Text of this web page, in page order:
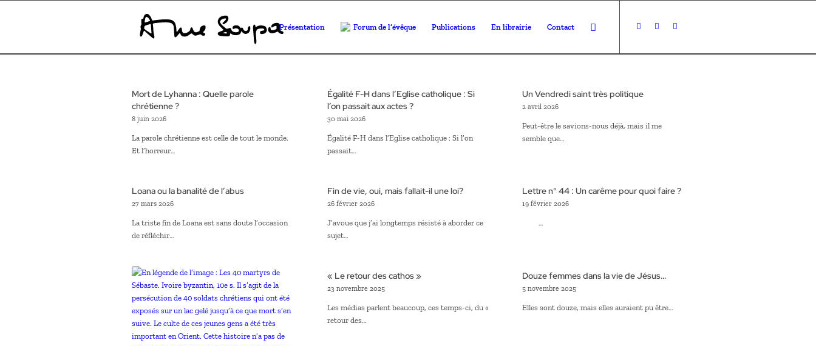
Présentation Forum de l’évêque Publications En librairie Contact
Mort de Lyhanna : Quelle parole
chrétienne ?
8 juin 2026
La parole chrétienne est celle de tout le monde.
Et l’horreur…
Égalité F-H dans l’Eglise catholique : Si
l’on passait aux actes ?
30 mai 2026
Égalité F-H dans l’Eglise catholique : Si l’on
passait…
Un Vendredi saint très politique
2 avril 2026
Peut-être le savions-nous déjà, mais il me
semble que…
Loana ou la banalité de l’abus
27 mars 2026
La triste fin de Loana est sans doute l’occasion
de réfléchir…
Fin de vie, oui, mais fallait-il une loi?
26 février 2026
J’avoue que j’ai longtemps résisté à aborder ce
sujet…
Lettre n° 44 : Un carême pour quoi faire ?
19 février 2026
…
« Le retour des cathos »
23 novembre 2025
Les médias parlent beaucoup, ces temps-ci, du «
retour des…
Douze femmes dans la vie de Jésus…
5 novembre 2025
Elles sont douze, mais elles auraient pu être…